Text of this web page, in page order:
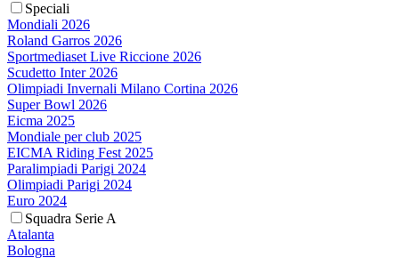
Speciali
Mondiali 2026
Roland Garros 2026
Sportmediaset Live Riccione 2026
Scudetto Inter 2026
Olimpiadi Invernali Milano Cortina 2026
Super Bowl 2026
Eicma 2025
Mondiale per club 2025
EICMA Riding Fest 2025
Paralimpiadi Parigi 2024
Olimpiadi Parigi 2024
Euro 2024
Squadra Serie A
Atalanta
Bologna